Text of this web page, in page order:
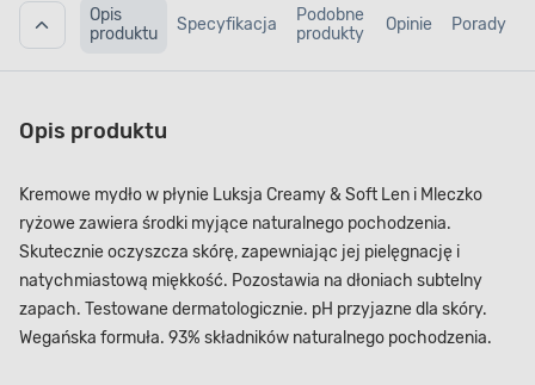
Opis
produktu
Specyfikacja
Podobne
produkty
Opinie Porady
Opis produktu
Kremowe mydło w płynie Luksja Creamy & Soft Len i Mleczko
ryżowe zawiera środki myjące naturalnego pochodzenia.
Skutecznie oczyszcza skórę, zapewniając jej pielęgnację i
natychmiastową miękkość. Pozostawia na dłoniach subtelny
zapach. Testowane dermatologicznie. pH przyjazne dla skóry.
Wegańska formuła. 93% składników naturalnego pochodzenia.